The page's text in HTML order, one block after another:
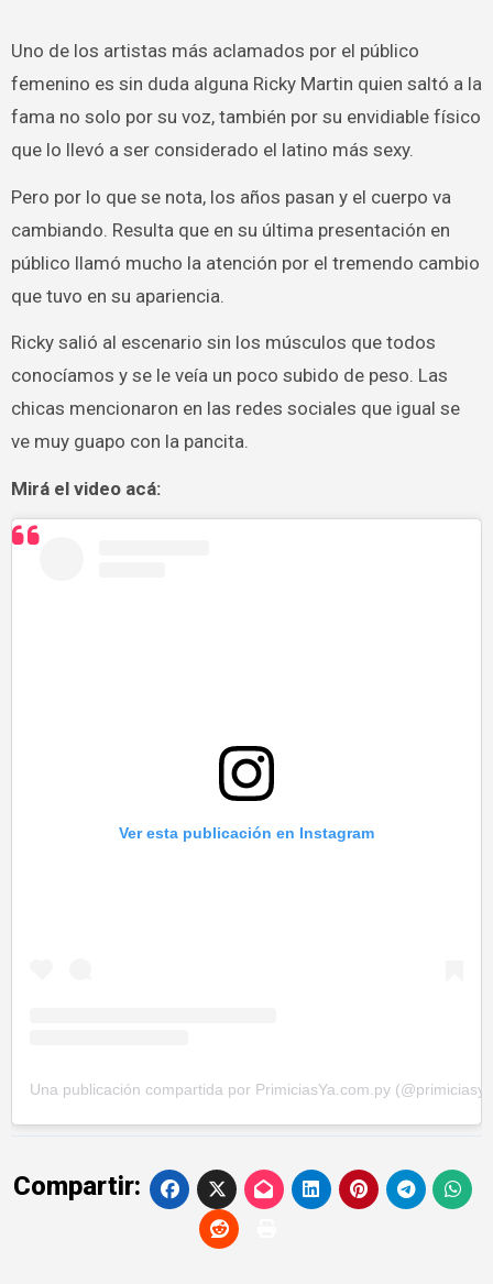
Uno de los artistas más aclamados por el público
femenino es sin duda alguna Ricky Martin quien saltó a la
fama no solo por su voz, también por su envidiable físico
que lo llevó a ser considerado el latino más sexy.
Pero por lo que se nota, los años pasan y el cuerpo va
cambiando. Resulta que en su última presentación en
público llamó mucho la atención por el tremendo cambio
que tuvo en su apariencia.
Ricky salió al escenario sin los músculos que todos
conocíamos y se le veía un poco subido de peso. Las
chicas mencionaron en las redes sociales que igual se
ve muy guapo con la pancita.
Mirá el video acá:
Ver esta publicación en Instagram
Una publicación compartida por PrimiciasYa.com.py
Compartir: